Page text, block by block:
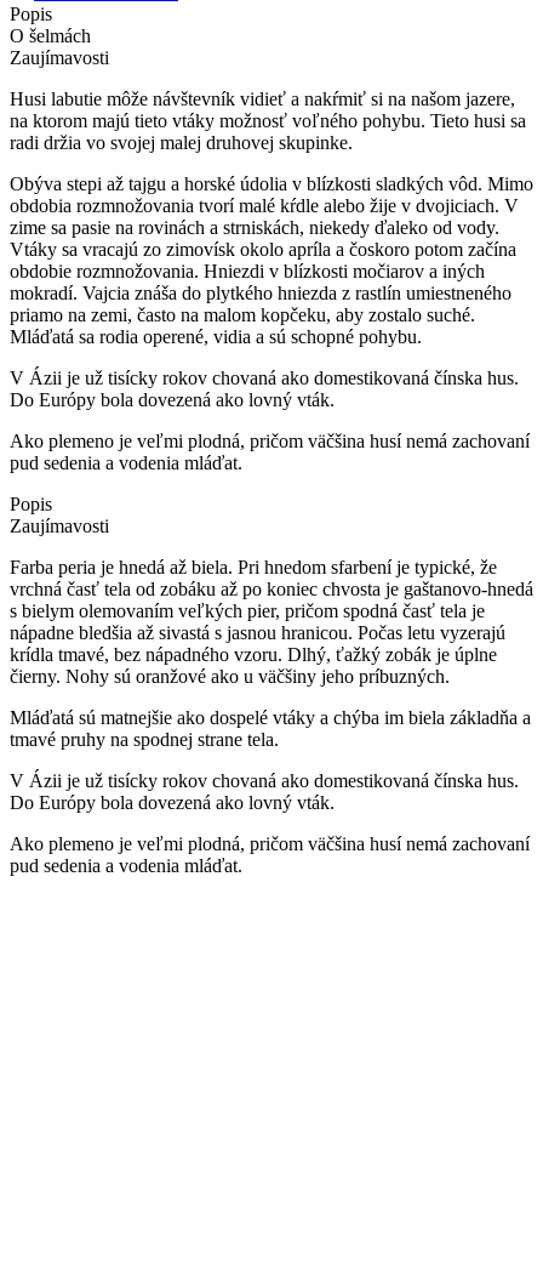
Popis
O šelmách
Zaujímavosti
Husi labutie môže návštevník vidieť a nakŕmiť si na našom jazere,
na ktorom majú tieto vtáky možnosť voľného pohybu. Tieto husi sa
radi držia vo svojej malej druhovej skupinke.
Obýva stepi až tajgu a horské údolia v blízkosti sladkých vôd. Mimo
obdobia rozmnožovania tvorí malé kŕdle alebo žije v dvojiciach. V
zime sa pasie na rovinách a strniskách, niekedy ďaleko od vody.
Vtáky sa vracajú zo zimovísk okolo apríla a čoskoro potom začína
obdobie rozmnožovania. Hniezdi v blízkosti močiarov a iných
mokradí. Vajcia znáša do plytkého hniezda z rastlín umiestneného
priamo na zemi, často na malom kopčeku, aby zostalo suché.
Mláďatá sa rodia operené, vidia a sú schopné pohybu.
V Ázii je už tisícky rokov chovaná ako domestikovaná čínska hus.
Do Európy bola dovezená ako lovný vták.
Ako plemeno je veľmi plodná, pričom väčšina husí nemá zachovaní
pud sedenia a vodenia mláďat.
Popis
Zaujímavosti
Farba peria je hnedá až biela. Pri hnedom sfarbení je typické, že
vrchná časť tela od zobáku až po koniec chvosta je gaštanovo-hnedá
s bielym olemovaním veľkých pier, pričom spodná časť tela je
nápadne bledšia až sivastá s jasnou hranicou. Počas letu vyzerajú
krídla tmavé, bez nápadného vzoru. Dlhý, ťažký zobák je úplne
čierny. Nohy sú oranžové ako u väčšiny jeho príbuzných.
Mláďatá sú matnejšie ako dospelé vtáky a chýba im biela základňa a
tmavé pruhy na spodnej strane tela.
V Ázii je už tisícky rokov chovaná ako domestikovaná čínska hus.
Do Európy bola dovezená ako lovný vták.
Ako plemeno je veľmi plodná, pričom väčšina husí nemá zachovaní
pud sedenia a vodenia mláďat.